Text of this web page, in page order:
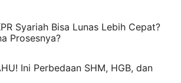
Syariah Bisa Lunas Lebih Cepat?
Prosesnya?
Ini Perbedaan SHM, HGB, dan